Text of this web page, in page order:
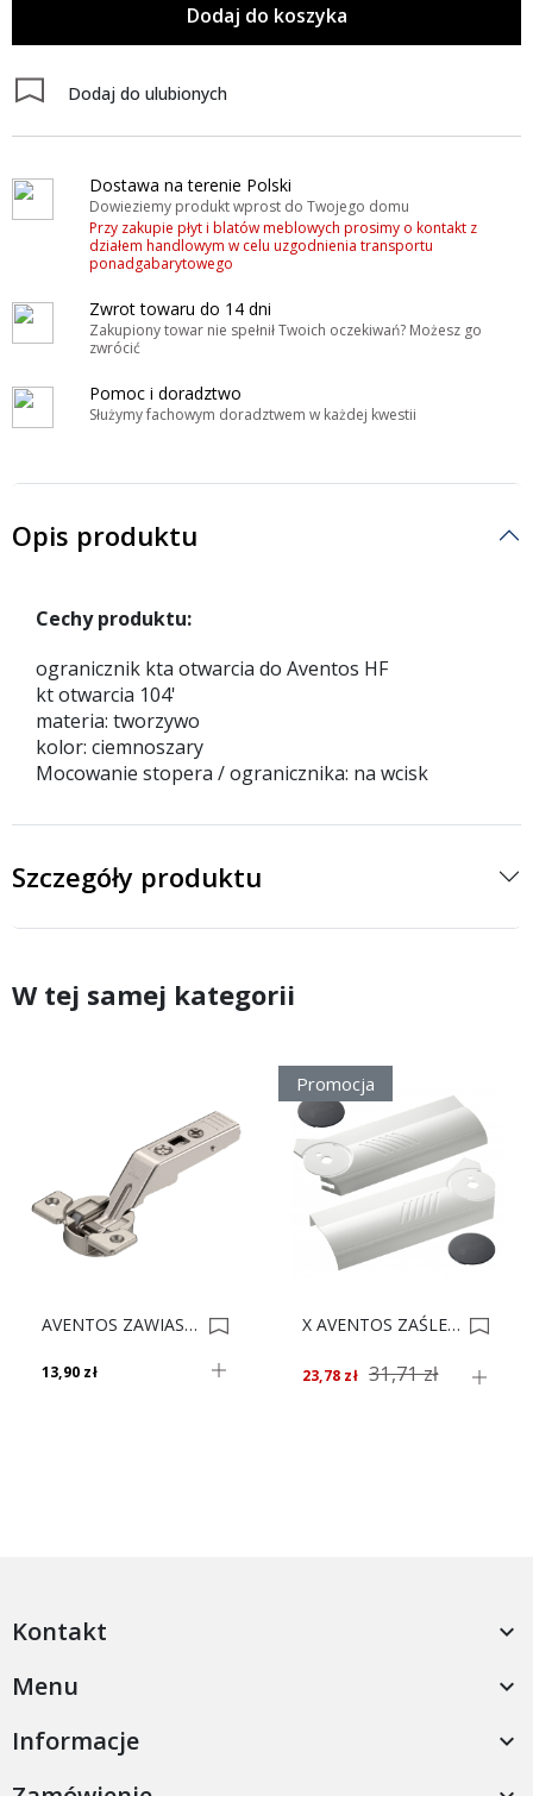
Dodaj do koszyka
Dodaj do ulubionych
Dostawa na terenie Polski
Dowieziemy produkt wprost do Twojego domu
Przy zakupie płyt i blatów meblowych prosimy o kontakt z
działem handlowym w celu uzgodnienia transportu
ponadgabarytowego
Zwrot towaru do 14 dni
Zakupiony towar nie spełnił Twoich oczekiwań? Możesz go
zwrócić
Pomoc i doradztwo
Służymy fachowym doradztwem w każdej kwestii
Opis produktu
Cechy produktu:
ogranicznik kta otwarcia do Aventos HF
kt otwarcia 104'
materia: tworzywo
kolor: ciemnoszary
Mocowanie stopera / ogranicznika: na wcisk
Szczegóły produktu
W tej samej kategorii
AVENTOS ZAWIAS SZER. RAMA ŚRO 78Z5500T 0002999
13,90 zł
Promocja
X AVENTOS ZAŚLEPKI HF Biała 20F8000*** 0006082
23,78 zł 31,71 zł
Kontakt 
Menu 
Informacje 